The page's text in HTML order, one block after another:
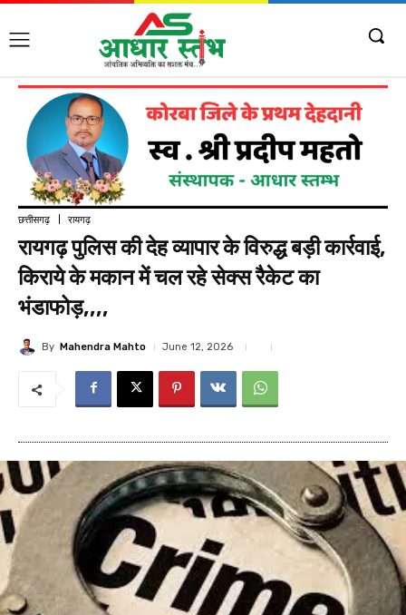
छत्तीसगढ़ रायगढ़
रायगढ़ पुलिस की देह व्यापार के विरुद्ध बड़ी कार्रवाई,
किराये के मकान में चल रहे सेक्स रैकेट का
भंडाफोड़,,,,
By Mahendra Mahto June 12, 2026